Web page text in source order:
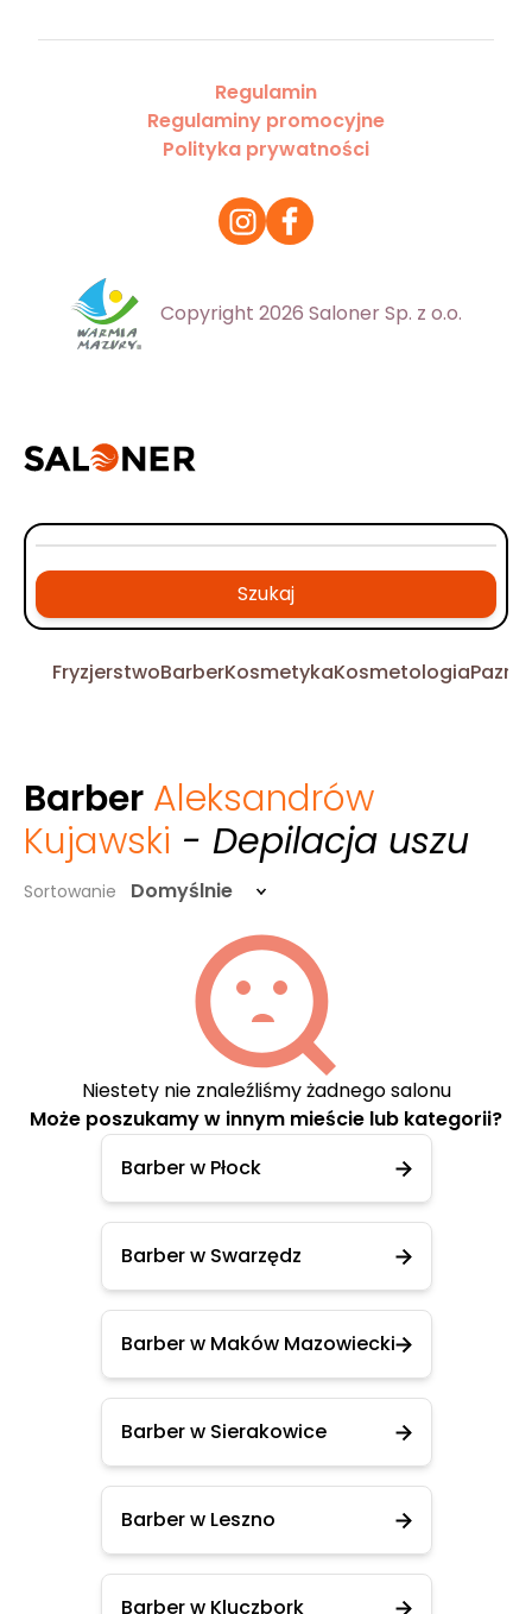
Regulamin
Regulaminy promocyjne
Polityka prywatności
Copyright 2026 Saloner Sp. z o.o.
Szukaj
FryzjerstwoBarberKosmetykaKosmetologia
Barber Aleksandrów
Kujawski - Depilacja uszu
Sortowanie Domyślnie
Niestety nie znaleźliśmy żadnego salonu
Może poszukamy w innym mieście lub kategorii?
Barber w Płock
Barber w Swarzędz
Barber w Maków Mazowiecki
Barber w Sierakowice
Barber w Leszno
Barber w Kluczbork